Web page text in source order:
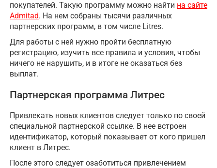
покупателей. Такую программу можно найти на сайте
Admitad. На нем собраны тысячи различных
партнерских программ, в том числе Litres.
Для работы с ней нужно пройти бесплатную
регистрацию, изучить все правила и условия, чтобы
ничего не нарушить, и в итоге не оказаться без
выплат.
Партнерская программа Литрес
Привлекать новых клиентов следует только по своей
специальной партнерской ссылке. В нее встроен
идентификатор, который показывает от кого пришел
клиент в Литрес.
После этого следует озаботиться привлечением